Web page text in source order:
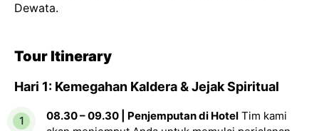
Dewata.
Tour Itinerary
Hari 1: Kemegahan Kaldera & Jejak Spiritual
08.30 – 09.30 | Penjemputan di Hotel Tim kami